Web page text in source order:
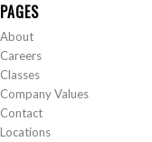
PAGES
About
Careers
Classes
Company Values
Contact
Locations